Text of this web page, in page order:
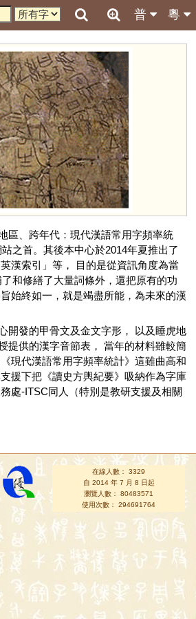
粵
普
區、跨年代：現代漢語常用字頻率統
之首。其後本中心於2014年夏推出了
漢索引」等， 目的是從資訊角度為當
和修繕了大量詞條外，還把原有的功
始終如一，就是竭盡所能，為未來的漢
開發的甲骨文及金文字形， 以及睡虎地
提供的漢字音節表， 當年的材料雖較簡
現代漢語常用字頻率統計》這雖曲高和
援下把《讀史方輿紀要》吸納作為字庫
處-ITSC同人（特別是教研支援及相關
在線人數： 3329
自 2014 年 7 月 8 日起
瀏覽人數： 80483571
使用次數： 294691764